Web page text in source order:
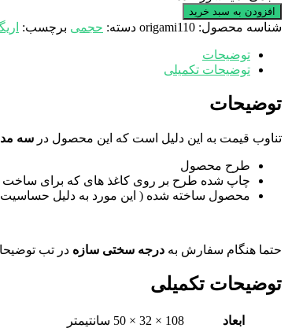
افزودن به سبد خرید
شناسه محصول: origami110 دسته: حجمی برچسب:
توضیحات
توضیحات تکمیلی
توضیحات
تناوب قیمت به این دلیل است که این محصول در سه
طرح محصول
چاپ شده طرح بر روی کاغذ های که برای ساخت
محصول ساخته شده ( این مورد به دلیل
حتما هنگام سفارش به درجه سختی سازه در تب
توضیحات تکمیلی
ابعاد 108 × 32 × 50 سانتیمتر